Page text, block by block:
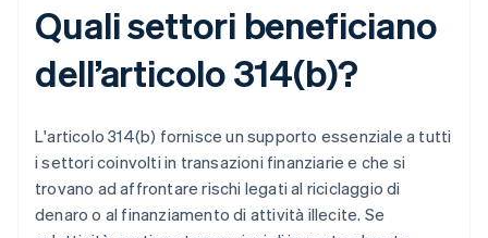
Quali settori beneficiano
dell’articolo 314(b)?
L'articolo 314(b) fornisce un supporto essenziale a tutti
i settori coinvolti in transazioni finanziarie e che si
trovano ad affrontare rischi legati al riciclaggio di
denaro o al finanziamento di attività illecite. Se